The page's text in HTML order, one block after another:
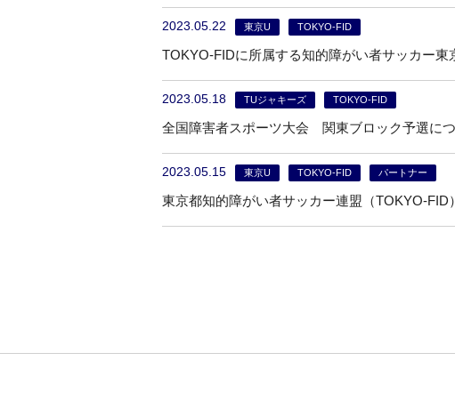
2023.05.22 東京U TOKYO-FID
TOKYO-FIDに所属する知的障がい者サッカー
2023.05.18 TUジャキーズ TOKYO-FID
全国障害者スポーツ大会 関東ブロック予選に
2023.05.15 東京U TOKYO-FID パートナー
東京都知的障がい者サッカー連盟（TOKYO-